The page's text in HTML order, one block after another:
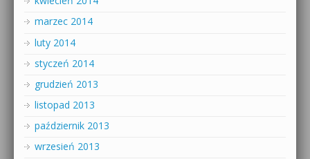
marzec 2014
luty 2014
styczeń 2014
grudzień 2013
listopad 2013
październik 2013
wrzesień 2013